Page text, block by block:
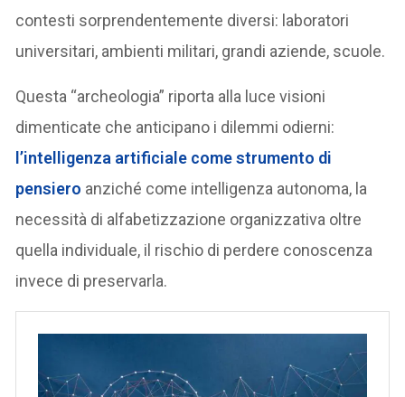
contesti sorprendentemente diversi: laboratori
universitari, ambienti militari, grandi aziende, scuole.
Questa “archeologia” riporta alla luce visioni
dimenticate che anticipano i dilemmi odierni:
l’intelligenza artificiale come strumento di
pensiero anziché come intelligenza autonoma, la
necessità di alfabetizzazione organizzativa oltre
quella individuale, il rischio di perdere conoscenza
invece di preservarla.